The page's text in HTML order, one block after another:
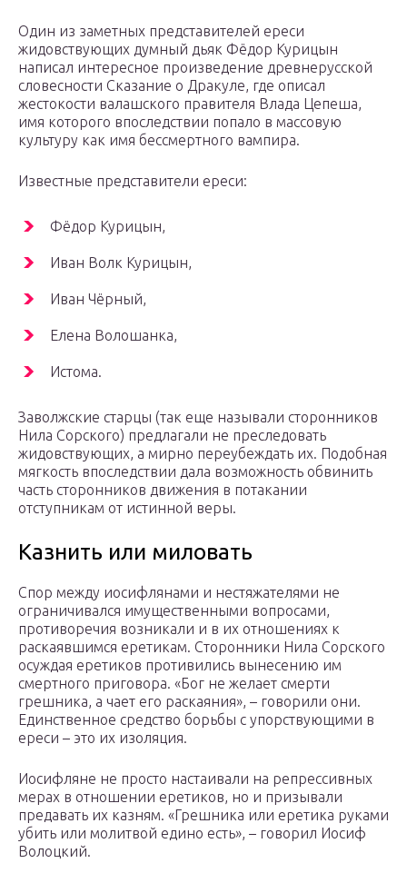
Один из заметных представителей ереси
жидовствующих думный дьяк Фёдор Курицын
написал интересное произведение древнерусской
словесности Сказание о Дракуле, где описал
жестокости валашского правителя Влада Цепеша,
имя которого впоследствии попало в массовую
культуру как имя бессмертного вампира.
Известные представители ереси:
Фёдор Курицын,
Иван Волк Курицын,
Иван Чёрный,
Елена Волошанка,
Истома.
Заволжские старцы (так еще называли сторонников
Нила Сорского) предлагали не преследовать
жидовствующих, а мирно переубеждать их. Подобная
мягкость впоследствии дала возможность обвинить
часть сторонников движения в потакании
отступникам от истинной веры.
Казнить или миловать
Спор между иосифлянами и нестяжателями не
ограничивался имущественными вопросами,
противоречия возникали и в их отношениях к
раскаявшимся еретикам. Сторонники Нила Сорского
осуждая еретиков противились вынесению им
смертного приговора. «Бог не желает смерти
грешника, а чает его раскаяния», – говорили они.
Единственное средство борьбы с упорствующими в
ереси – это их изоляция.
Иосифляне не просто настаивали на репрессивных
мерах в отношении еретиков, но и призывали
предавать их казням. «Грешника или еретика руками
убить или молитвой едино есть», – говорил Иосиф
Волоцкий.